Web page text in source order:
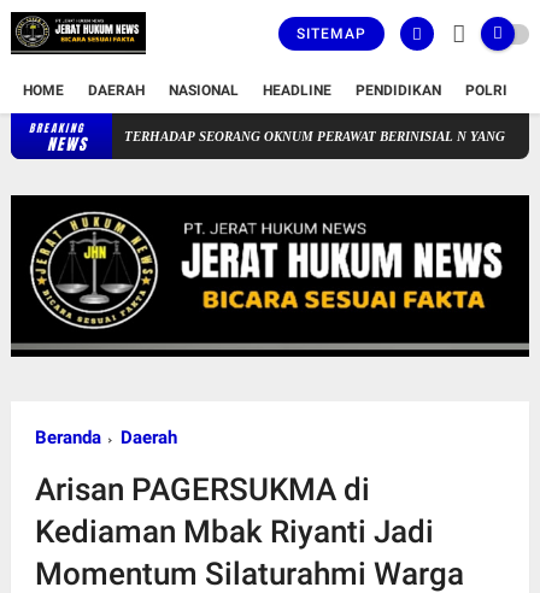
SITEMAP
HOME DAERAH NASIONAL HEADLINE PENDIDIKAN POLRI
BREAKING
NEWS RSUD CICALENGKA MENGAMBIL LANGKAH TEGAS TERHADAP
Beranda Daerah
Arisan PAGERSUKMA di
Kediaman Mbak Riyanti Jadi
Momentum Silaturahmi Warga